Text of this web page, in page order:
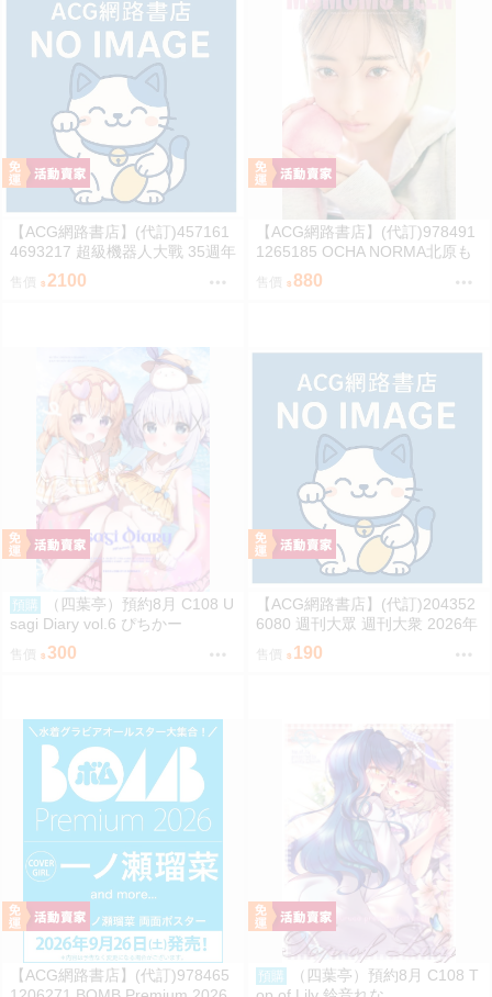
【ACG網路書店】(代訂)457161
4693217 超級機器人大戰 35週年
紀念 JAM Project 主題歌完整專
輯 通常盤
售價 2100
【ACG網路書店】(代訂)978491
1265185 OCHA NORMA北原も
も 寫真集「もももてぃーん。」
售價 880
預購
（四葉亭）預約8月 C108 U
sagi Diary vol.6 ぴちかー
300
【ACG網路書店】(代訂)204352
6080 週刊大眾 週刊大衆 2026年
8月31日號 附:海報
190
【ACG網路書店】(代訂)978465
預購
（四葉亭）預約8月 C108 T